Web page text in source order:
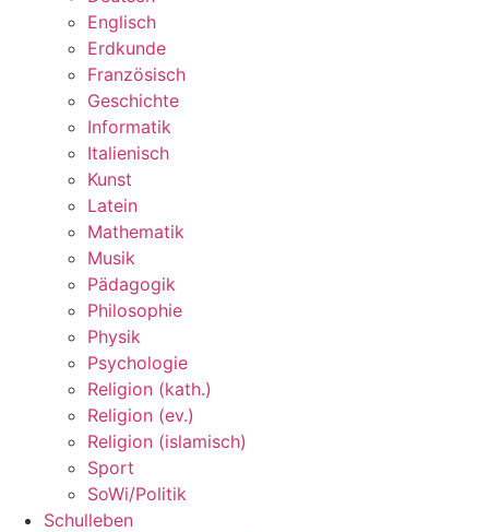
Englisch
Erdkunde
Französisch
Geschichte
Informatik
Italienisch
Kunst
Latein
Mathematik
Musik
Pädagogik
Philosophie
Physik
Psychologie
Religion (kath.)
Religion (ev.)
Religion (islamisch)
Sport
SoWi/Politik
Schulleben